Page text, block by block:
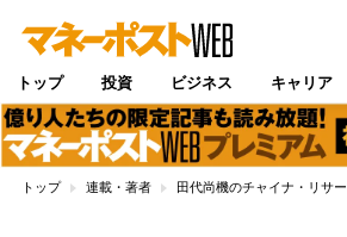
トップ 投資 ビジネス キャリア
トップ 連載・著者 田代尚機のチャイナ・リサ